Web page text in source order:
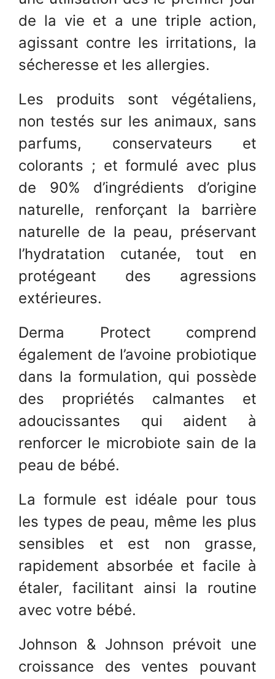
de la vie et a une triple action,
agissant contre les irritations, la
sécheresse et les allergies.
Les produits sont végétaliens,
non testés sur les animaux, sans
parfums, conservateurs et
colorants ; et formulé avec plus
de 90% d’ingrédients d’origine
naturelle, renforçant la barrière
naturelle de la peau, préservant
l’hydratation cutanée, tout en
protégeant des agressions
extérieures.
Derma Protect comprend
également de l’avoine probiotique
dans la formulation, qui possède
des propriétés calmantes et
adoucissantes qui aident à
renforcer le microbiote sain de la
peau de bébé.
La formule est idéale pour tous
les types de peau, même les plus
sensibles et est non grasse,
rapidement absorbée et facile à
étaler, facilitant ainsi la routine
avec votre bébé.
Johnson & Johnson prévoit une
croissance des ventes pouvant